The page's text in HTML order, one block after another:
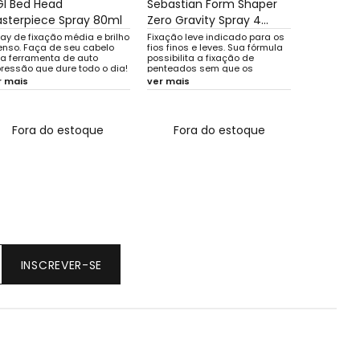
Bed Head
Spray 80ml
de fixação média e brilho
Faça de seu cabelo
ferramenta de auto
que dure todo o dia!
intenso e fixação de
Voilá!
mais
Fora do estoque
Sebastian Form Shaper
Zero Gravity Spray 4...
Fixação leve indicado para os
fios finos e leves. Sua fórmula
possibilita a fixação de
penteados sem que os
cabelos pareçam pesados e
rígidos. Ideal para criar
ver mais
Fora do estoque
INSCREVER-SE